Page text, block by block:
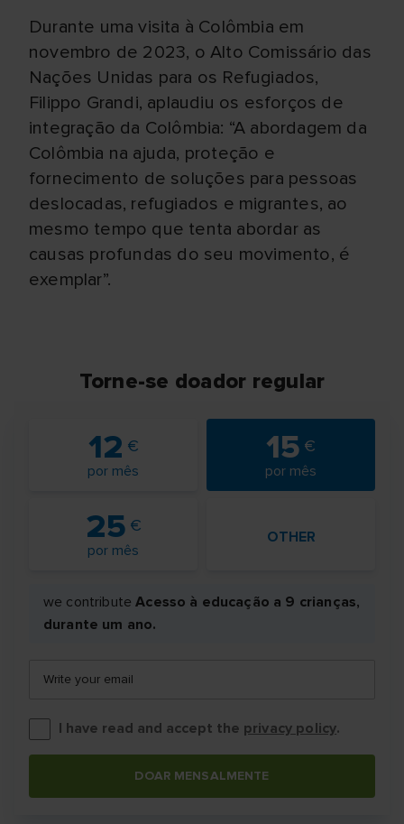
Durante uma visita à Colômbia em
novembro de 2023, o Alto Comissário das
Nações Unidas para os Refugiados,
Filippo Grandi, aplaudiu os esforços de
integração da Colômbia: “A abordagem da
Colômbia na ajuda, proteção e
fornecimento de soluções para pessoas
deslocadas, refugiados e migrantes, ao
mesmo tempo que tenta abordar as
causas profundas do seu movimento, é
exemplar”.
Torne-se doador regular
12
por mês
15
por mês
25
por mês
OTHER
we contributeAcesso à educação a 9 crianças,
durante um ano.
Write your email
I have read and accept the privacy policy.
DOAR MENSALMENTE